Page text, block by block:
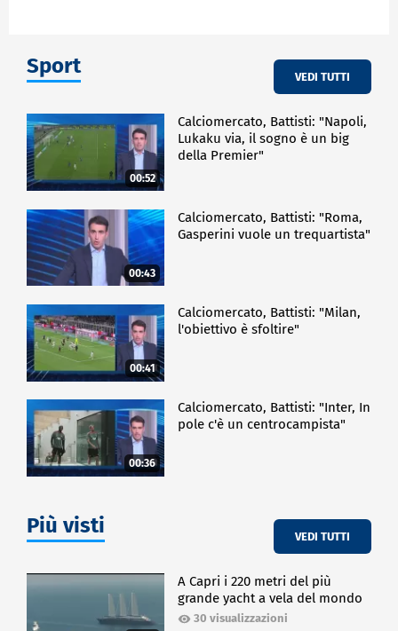
Sport VEDI TUTTI
00:52
Calciomercato, Battisti: "Napoli,
Lukaku via, il sogno è un big
della Premier"
00:43
Calciomercato, Battisti: "Roma,
Gasperini vuole un trequartista"
00:41
Calciomercato, Battisti: "Milan,
l'obiettivo è sfoltire"
00:36
Calciomercato, Battisti: "Inter, In
pole c'è un centrocampista"
Più visti VEDI TUTTI
A Capri i 220 metri del più
grande yacht a vela del mondo
30 visualizzazioni